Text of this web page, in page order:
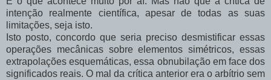
intenção realmente científica, apesar de todas as suas
limitações, seja isto.
Isto posto, concordo que seria preciso desmistificar essas
operações mecânicas sobre elementos simétricos, essas
extrapolações esquemáticas, essa obnubilação em face dos
significados reais. O mal da crítica anterior era o arbítrio sem